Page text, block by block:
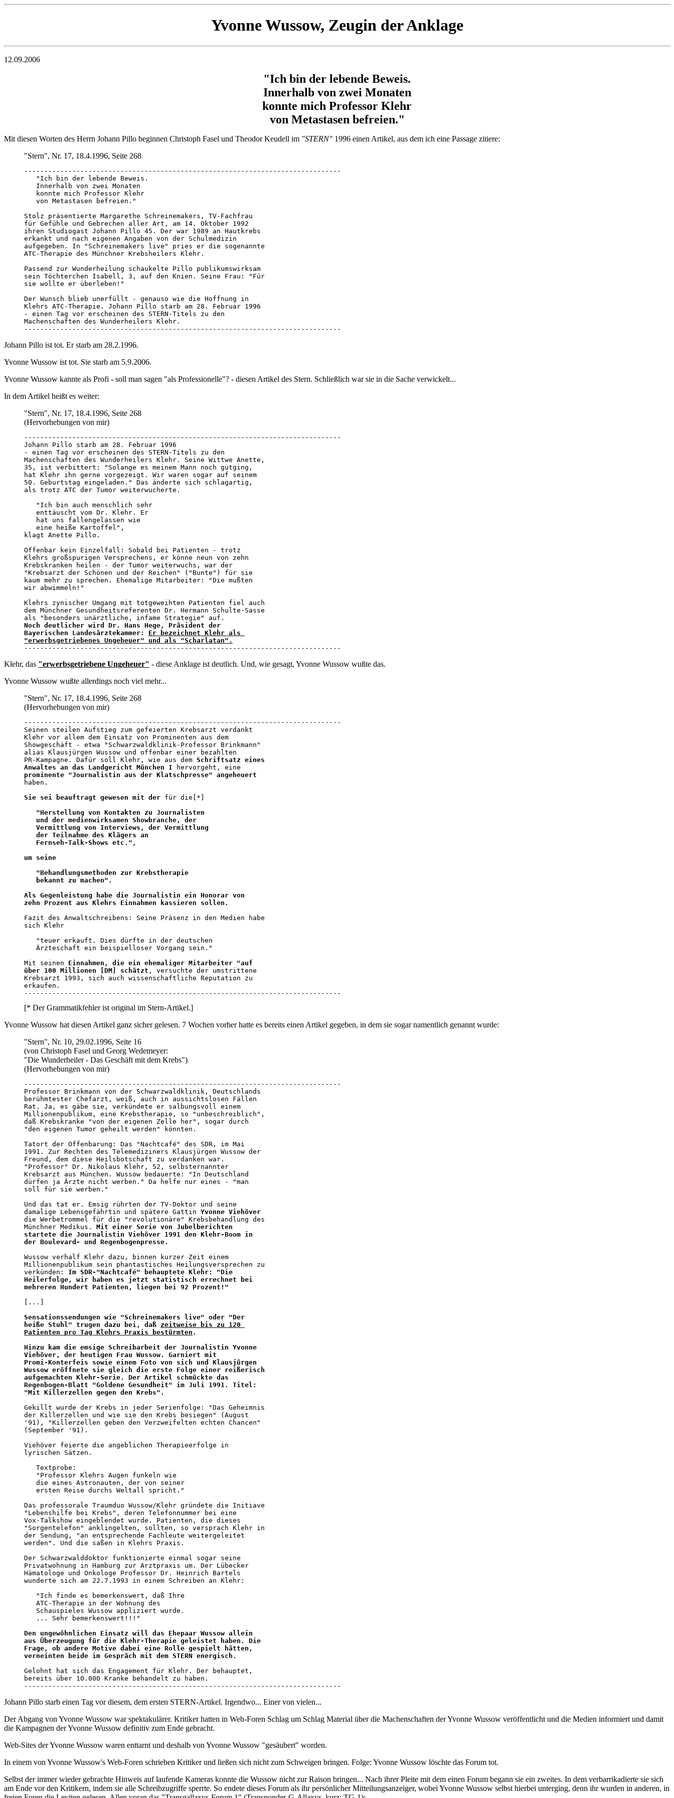
Yvonne Wussow, Zeugin der Anklage
12.09.2006
"Ich bin der lebende Beweis.
Innerhalb von zwei Monaten
konnte mich Professor Klehr
von Metastasen befreien."
Mit diesen Worten des Herrn Johann Pillo beginnen Christoph Fasel und Theodor Keudell im "STERN" 1996 einen Artikel, aus dem ich eine Passage zitiere:
"Stern", Nr. 17, 18.4.1996, Seite 268
-------------------------------------------------------------------------------
   "Ich bin der lebende Beweis.
   Innerhalb von zwei Monaten
   konnte mich Professor Klehr
   von Metastasen befreien."
Stolz präsentierte Margarethe Schreinemakers, TV-Fachfrau
für Gefühle und Gebrechen aller Art, am 14. Oktober 1992
ihren Studiogast Johann Pillo 45. Der war 1989 an Hautkrebs
erkankt und nach eigenen Angaben von der Schulmedizin
aufgegeben. In "Schreinemakers live" pries er die sogenannte
ATC-Therapie des Münchner Krebsheilers Klehr.
Passend zur Wunderheilung schaukelte Pillo publikumswirksam
sein Töchterchen Isabell, 3, auf den Knien. Seine Frau: "Für
sie wollte er überleben!"
Der Wunsch blieb unerfüllt - genauso wie die Hoffnung in
Klehrs ATC-Therapie. Johann Pillo starb am 28. Februar 1996
- einen Tag vor erscheinen des STERN-Titels zu den
Machenschaften des Wunderheilers Klehr.
-------------------------------------------------------------------------------
Johann Pillo ist tot. Er starb am 28.2.1996.
Yvonne Wussow ist tot. Sie starb am 5.9.2006.
Yvonne Wussow kannte als Profi - soll man sagen "als Professionelle"? - diesen Artikel des Stern. Schließlich war sie in die Sache verwickelt...
In dem Artikel heißt es weiter:
"Stern", Nr. 17, 18.4.1996, Seite 268
(Hervorhebungen von mir)
-------------------------------------------------------------------------------
Johann Pillo starb am 28. Februar 1996
- einen Tag vor erscheinen des STERN-Titels zu den
Machenschaften des Wunderheilers Klehr. Seine Wittwe Anette,
35, ist verbittert: "Solange es meinem Mann noch gutging,
hat Klehr ihn gerne vorgezeigt. Wir waren sogar auf seinem
50. Geburtstag eingeladen." Das änderte sich schlagartig,
als trotz ATC der Tumor weiterwucherte.
   "Ich bin auch menschlich sehr
   enttäuscht vom Dr. Klehr. Er
   hat uns fallengelassen wie
   eine heiße Kartoffel",
klagt Anette Pillo.
Offenbar kein Einzelfall: Sobald bei Patienten - trotz
Klehrs großspurigen Versprechens, er könne neun von zehn
Krebskranken heilen - der Tumor weiterwuchs, war der
"Krebsarzt der Schönen und der Reichen" ("Bunte") für sie
kaum mehr zu sprechen. Ehemalige Mitarbeiter: "Die mußten
wir abwimmeln!"
Klehrs zynischer Umgang mit totgeweihten Patienten fiel auch
dem Münchner Gesundheitsreferenten Dr. Hermann Schulte-Sasse
Noch deutlicher wird Dr. Hans Hege, Präsident der
Bayerischen Landesärztekammer: Er bezeichnet Klehr als
"erwerbsgetriebenes Ungeheuer" und als "Scharlatan".
-------------------------------------------------------------------------------
Klehr, das "erwerbsgetriebene Ungeheuer" - diese Anklage ist deutlich. Und, wie gesagt, Yvonne Wussow wußte das.
Yvonne Wussow wußte allerdings noch viel mehr...
"Stern", Nr. 17, 18.4.1996, Seite 268
(Hervorhebungen von mir)
-------------------------------------------------------------------------------
Seinen steilen Aufstieg zum gefeierten Krebsarzt verdankt
Klehr vor allem dem Einsatz von Prominenten aus dem
Showgeschäft - etwa "Schwarzwaldklinik-Professor Brinkmann"
alias Klausjürgen Wussow und offenbar einer bezahlten
PR-Kampagne. Dafür soll Klehr, wie aus dem Schriftsatz eines
Anwaltes an das Landgericht München I
prominente "Journalistin aus der Klatschpresse" angeheuert
haben.
Sie sei beauftragt gewesen mit der für die[*]
"Herstellung von Kontakten zu Journalisten
   und der medienwirksamen Showbranche, der
   Vermittlung von Interviews, der Vermittlung
   der Teilnahme des Klägers an
   Fernseh-Talk-Shows etc.",
um seine
   "Behandlungsmethoden zur Krebstherapie
   bekannt zu machen".
Als Gegenleistung habe die Journalistin ein Honorar von
zehn Prozent aus Klehrs Einnahmen kassieren sollen.
Fazit des Anwaltschreibens: Seine Präsenz in den Medien habe
sich Klehr
   "teuer erkauft. Dies dürfte in der deutschen
   Ärzteschaft ein beispielloser Vorgang sein."
Mit seinen Einnahmen, die ein ehemaliger Mitarbeiter "auf
über 100 Millionen [DM] schätzt , versuchte der umstrittene
Krebsarzt 1993, sich auch wissenschaftliche Reputation zu
erkaufen.
-------------------------------------------------------------------------------
[* Der Grammatikfehler ist original im Stern-Artikel.]
Yvonne Wussow hat diesen Artikel ganz sicher gelesen. 7 Wochen vorher hatte es bereits einen Artikel gegeben, in dem sie sogar namentlich genannt wurde:
"Stern", Nr. 10, 29.02.1996, Seite 16
(von Christoph Fasel und Georg Wedemeyer:
"Die Wunderheiler - Das Geschäft mit dem Krebs")
(Hervorhebungen von mir)
-------------------------------------------------------------------------------
Professor Brinkmann von der Schwarzwaldklinik, Deutschlands
berühmtester Chefarzt, weiß, auch in aussichtslosen Fällen
Rat. Ja, es gäbe sie, verkündete er salbungsvoll einem
Millionenpublikum, eine Krebstherapie, so "unbeschreiblich",
daß Krebskranke "von der eigenen Zelle her", sogar durch
"den eigenen Tumor geheilt werden" könnten.
Tatort der Offenbarung: Das "Nachtcafé" des SDR, im Mai
1991. Zur Rechten des Telemediziners Klausjürgen Wussow der
Freund, dem diese Heilsbotschaft zu verdanken war.
"Professor" Dr. Nikolaus Klehr, 52, selbsternannter
Krebsarzt aus München. Wussow bedauerte: "In Deutschland
dürfen ja Ärzte nicht werben." Da helfe nur eines - "man
soll für sie werben."
Und das tat er. Emsig rührten der TV-Doktor und seine
damalige Lebensgefährtin und spätere Gattin Yvonne Viehöver
die Werbetrommel für die "revolutionäre" Krebsbehandlung des
Münchner Medikus. Mit einer Serie von Jubelberichten
startete die Journalistin Viehöver 1991 den Klehr-Boom in
der Boulevard- und Regenbogenpresse.
Wussow verhalf Klehr dazu, binnen kurzer Zeit einem
Millionenpublikum sein phantastisches Heilungsversprechen zu
verkünden: Im SDR-"Nachtcafé" behauptete Klehr: "Die
Heilerfolge, wir haben es jetzt statistisch errechnet bei
mehreren Hundert Patienten, liegen bei 92 Prozent!"
[...]
Sensationssendungen wie "Schreinemakers live" oder "Der
heiße Stuhl" trugen dazu bei, daß zeitweise bis zu 120
Patienten pro Tag Klehrs Praxis bestürmten .
Hinzu kam die emsige Schreibarbeit der Journalistin Yvonne
Viehöver, der heutigen Frau Wussow. Garniert mit
Promi-Konterfeis sowie einem Foto von sich und Klausjürgen
Wussow eröffnete sie gleich die erste Folge einer reißerisch
aufgemachten Klehr-Serie. Der Artikel schmückte das
Regenbogen-Blatt "Goldene Gesundheit" im Juli 1991. Titel:
"Mit Killerzellen gegen den Krebs".
Gekillt wurde der Krebs in jeder Serienfolge: "Das Geheimnis
der Killerzellen und wie sie den Krebs besiegen" (August
'91), "Killerzellen geben den Verzweifelten echten Chancen"
(September '91).
Viehöver feierte die angeblichen Therapieerfolge in
lyrischen Sätzen.
   Textprobe:
   "Professor Klehrs Augen funkeln wie
   die eines Astronauten, der von seiner
   ersten Reise durchs Weltall spricht."
Das professorale Traumduo Wussow/Klehr gründete die Initiave
"Lebenshilfe bei Krebs", deren Telefonnummer bei eine
Vox-Talkshow eingeblendet wurde. Patienten, die dieses
"Sorgentelefon" anklingelten, sollten, so versprach Klehr in
der Sendung, "an entsprechende Fachleute weitergeleitet
werden". Und die saßen in Klehrs Praxis.
Der Schwarzwalddoktor funktionierte einmal sogar seine
Privatwohnung in Hamburg zur Arztpraxis um. Der Lübecker
Hämatologe und Onkologe Professor Dr. Heinrich Bartels
wunderte sich am 22.7.1993 in einem Schreiben an Klehr:
   "Ich finde es bemerkenswert, daß Ihre
   ATC-Therapie in der Wohnung des
   Schauspieles Wussow appliziert wurde.
   ... Sehr bemerkenswert!!!"
Den ungewöhnlichen Einsatz will das Ehepaar Wussow allein
aus Überzeugung für die Klehr-Therapie geleistet haben. Die
Frage, ob andere Motive dabei eine Rolle gespielt hätten,
verneinten beide im Gespräch mit dem STERN energisch.
Gelohnt hat sich das Engagement für Klehr. Der behauptet,
bereits über 10.000 Kranke behandelt zu haben.
-------------------------------------------------------------------------------
Johann Pillo starb einen Tag vor diesem, dem ersten STERN-Artikel. Irgendwo... Einer von vielen...
Der Abgang von Yvonne Wussow war spektakulärer. Kritiker hatten in Web-Foren Schlag um Schlag Material über die Machenschaften der Yvonne Wussow veröffentlicht und die Medien informiert und damit
die Kampagnen der Yvonne Wussow definitiv zum Ende gebracht.
Web-Sites der Yvonne Wussow waren enttarnt und deshalb von Yvonne Wussow "gesäubert" worden.
In einem von Yvonne Wussow's Web-Foren schrieben Kritiker und ließen sich nicht zum Schweigen bringen. Folge: Yvonne Wussow löschte das Forum tot.
Selbst der immer wieder gebrachte Hinweis auf laufende Kameras konnte die Wussow nicht zur Raison bringen... Nach ihrer Pleite mit dem einen Forum begann sie ein zweites. In dem verbarrikadierte sie sich
am Ende vor den Kritikern, indem sie alle Schreibzugriffe sperrte. So endete dieses Forum als ihr persönlicher Mitteilungsanzeiger, wobei Yvonne Wussow selbst hierbei unterging, denn ihr wurden in anderen, in